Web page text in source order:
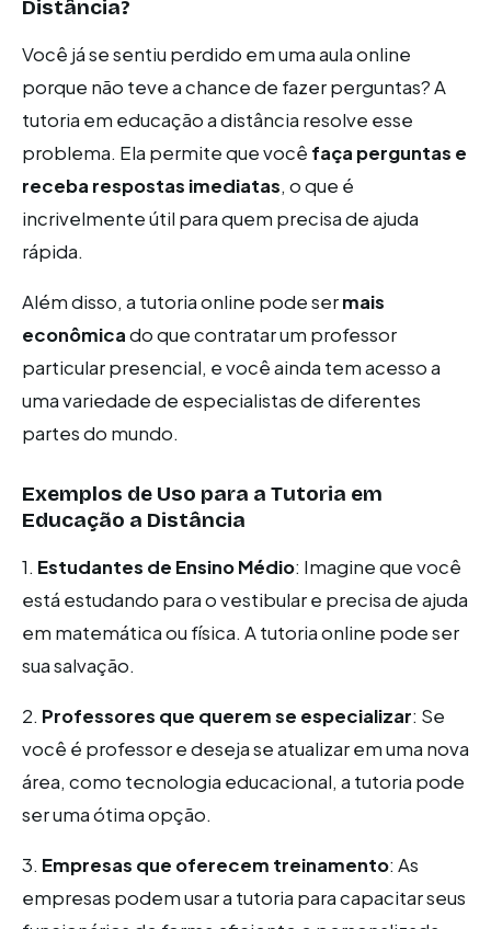
Distância?
Você já se sentiu perdido em uma aula online
porque não teve a chance de fazer perguntas? A
tutoria em educação a distância resolve esse
problema. Ela permite que você faça perguntas e
receba respostas imediatas, o que é
incrivelmente útil para quem precisa de ajuda
rápida.
Além disso, a tutoria online pode sermais
econômicado que contratar um professor
particular presencial, e você ainda tem acesso a
uma variedade de especialistas de diferentes
partes do mundo.
Exemplos de Uso para a Tutoria em
Educação a Distância
1. Estudantes de Ensino Médio: Imagine que você
está estudando para o vestibular e precisa de ajuda
em matemática ou física. A tutoria online pode ser
sua salvação.
2. Professores que querem se especializar: Se
você é professor e deseja se atualizar em uma nova
área, como tecnologia educacional, a tutoria pode
ser uma ótima opção.
3. Empresas que oferecem treinamento: As
empresas podem usar a tutoria para capacitar seus